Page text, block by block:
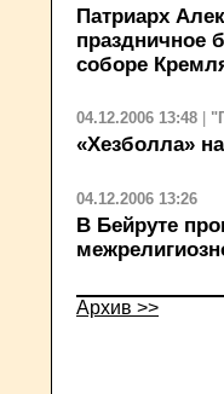
Патриарх
праздничное
соборе
04.12.2006 13:48
«Хезболла»
04.12.2006 13:26
В Бейруте
Архив >>